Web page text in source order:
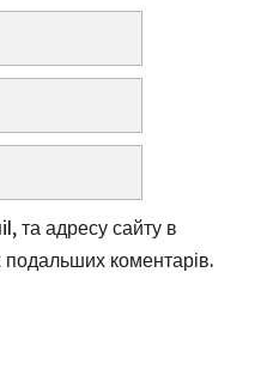
та адресу сайту в
подальших коментарів.